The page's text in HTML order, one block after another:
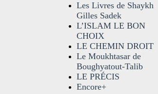
Les Livres de Shaykh
Gilles Sadek
L’ISLAM LE BON
CHOIX
LE CHEMIN DROIT
Le Moukhtasar de
Boughyatout-Talib
LE PRÉCIS
Encore+